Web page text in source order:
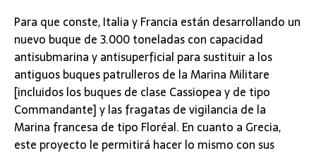
Para que conste, Italia y Francia están desarrollando un
nuevo buque de 3.000 toneladas con capacidad
antisubmarina y antisuperficial para sustituir a los
antiguos buques patrulleros de la Marina Militare
[incluidos los buques de clase Cassiopea y de tipo
Commandante] y las fragatas de vigilancia de la
Marina francesa de tipo Floréal. En cuanto a Grecia,
este proyecto le permitirá hacer lo mismo con sus